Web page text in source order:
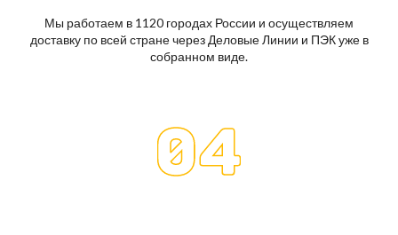
Мы работаем в 1120 городах России и осуществляем
доставку по всей стране через Деловые Линии и ПЭК уже в
собранном виде.